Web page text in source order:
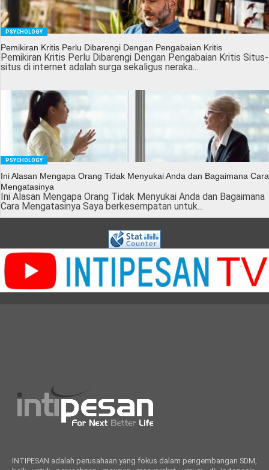
PSYCHOLOGY
Pemikiran Kritis Perlu Dibarengi Dengan Pengabaian Kritis
Pemikiran Kritis Perlu Dibarengi Dengan Pengabaian Kritis Situs-
situs di internet adalah surga sekaligus neraka...
PSYCHOLOGY
Ini Alasan Mengapa Orang Tidak Menyukai Anda dan Bagaimana Cara
Mengatasinya
Ini Alasan Mengapa Orang Tidak Menyukai Anda dan Bagaimana
Cara Mengatasinya Saya berkesempatan untuk...
INTIPESAN adalah perusahaan yang fokus dalam pengembangan SDM,